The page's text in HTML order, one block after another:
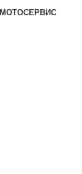
МОТОСЕРВИС